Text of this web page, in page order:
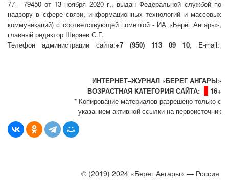
77 - 79450 от 13 ноября 2020 г., выдан Федеральной службой по
надзору в сфере связи, информационных технологий и массовых
коммуникаций) с соответствующей пометкой - ИА «Берег Ангары»,
главный редактор Ширяев С.Г.
Телефон администрации сайта:+7 (950) 113 09 10, E-mail:
ИНТЕРНЕТ–ЖУРНАЛ «БЕРЕГ АНГАРЫ»
ВОЗРАСТНАЯ КАТЕГОРИЯ САЙТА:
16+
* Копирование материалов разрешено только с
указанием активной ссылки на первоисточник
© (2019) 2024 «Берег Ангары» — Россия